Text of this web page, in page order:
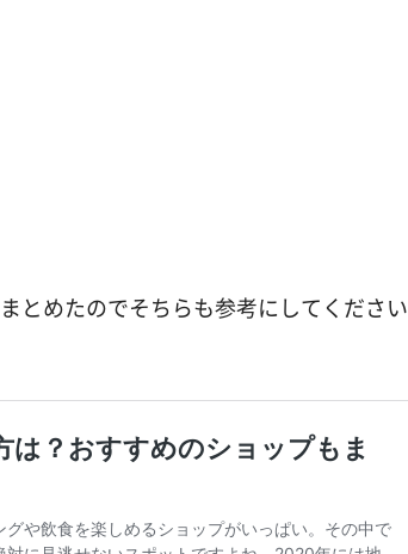
とめたのでそちらも参考にしてください